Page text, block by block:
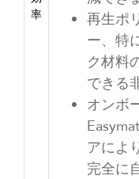
率
再生ポ
ー、特
ク材料
できる
オンボ
アによ
完全に